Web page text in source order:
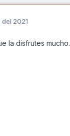
del 2021
la disfrutes mucho.